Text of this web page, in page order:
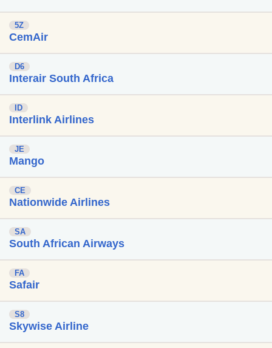
5Z
CemAir
D6
Interair South Africa
ID
Interlink Airlines
JE
Mango
CE
Nationwide Airlines
SA
South African Airways
FA
Safair
S8
Skywise Airline